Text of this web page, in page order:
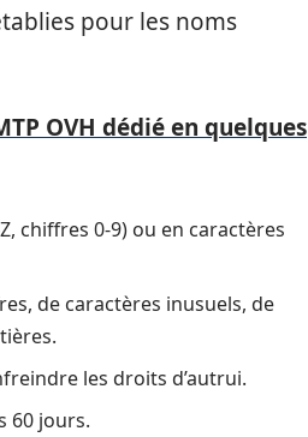
pour les noms
OVH dédié en quelques
chiffres 0-9) ou en caractères
de caractères inusuels, de
les droits d’autrui.
60 jours.